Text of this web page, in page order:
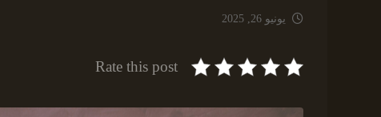
يونيو 26, 2025
Rate this post